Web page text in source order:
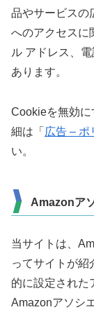
品やサービスの
へのアクセスに
ル アドレス、
あります。
Cookieを無効
細は「 広告 – ポ
い。
Amazonア
当サイトは、
ってサイトが紹
的に設定された
Amazonアソシ